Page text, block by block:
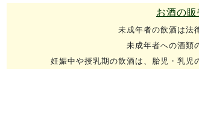
お酒の
未成年者の飲酒は法
未成年者への酒類
妊娠中や授乳期の飲酒は、胎児・乳児